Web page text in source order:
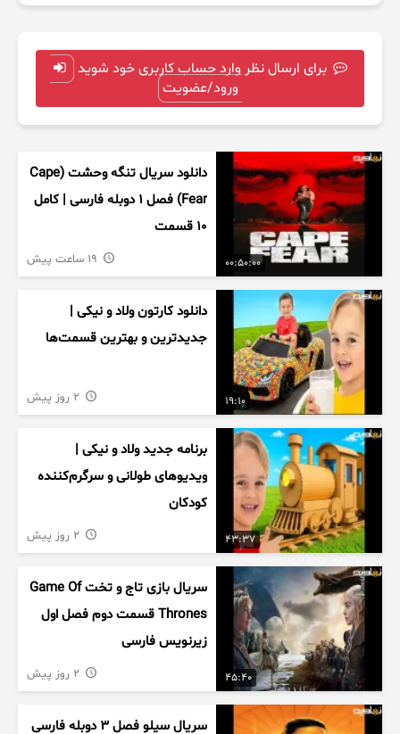
برای ارسال نظر وارد حساب کاربری خود شوید
ورود/عضویت
00:50:00
دانلود سریال تنگه وحشت (Cape
Fear) فصل ۱ دوبله فارسی | کامل
۱۰ قسمت
19:10
دانلود کارتون ولاد و نیکی |
جدیدترین و بهترین قسمت‌ها
43:37
برنامه جدید ولاد و نیکی |
ویدیوهای طولانی و سرگرم‌کننده
کودکان
45:40
سریال بازی تاج و تخت Game Of
Thrones قسمت دوم فصل اول
زیرنویس فارسی
سریال سیلو فصل ۳ دوبله فارسی